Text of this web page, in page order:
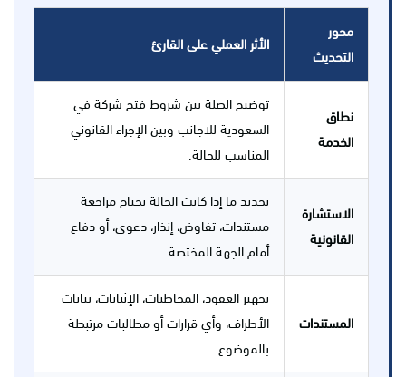
محور
التحديث
الأثر العملي على القارئ
نطاق
الخدمة
توضيح الصلة بين شروط فتح شركة في
السعودية للاجانب وبين الإجراء القانوني
المناسب للحالة.
الاستشارة
القانونية
تحديد ما إذا كانت الحالة تحتاج مراجعة
مستندات، تفاوض، إنذار، دعوى، أو دفاع
أمام الجهة المختصة.
المستندات
تجهيز العقود، المخاطبات، الإثباتات، بيانات
الأطراف، وأي قرارات أو مطالبات مرتبطة
بالموضوع.